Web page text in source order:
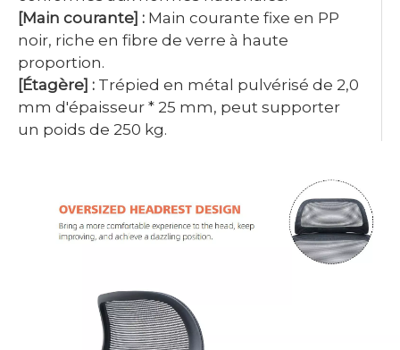
[Main courante] : Main courante fixe en PP
noir, riche en fibre de verre à haute
proportion.
[Étagère] : Trépied en métal pulvérisé de 2,0
mm d'épaisseur * 25 mm, peut supporter
un poids de 250 kg.